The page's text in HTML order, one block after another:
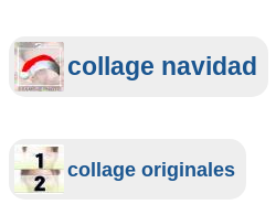
collage navidad
collage originales